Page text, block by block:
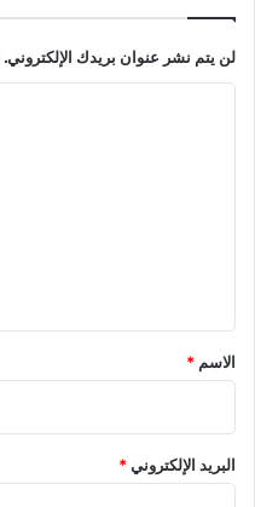
ر
ب
لن يتم نشر عنوان بريدك الإلكتروني.
*
الاسم *
البريد الإلكتروني*